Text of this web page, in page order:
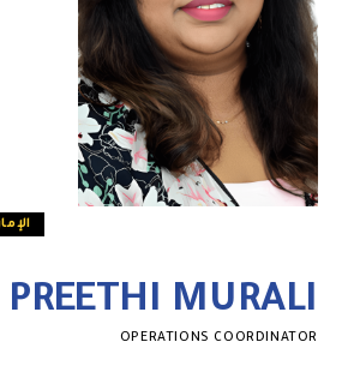
PREETHI MURALI
OPERATIONS COORDINATOR